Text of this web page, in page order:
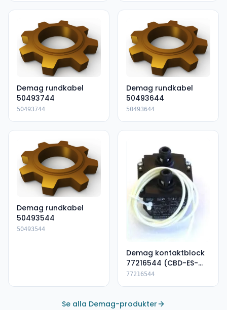
Demag rundkabel
50493744
50493744
Demag rundkabel
50493644
50493644
Demag rundkabel
50493544
50493544
Demag kontaktblock
77216544 (CBD-ES-
DSK)
77216544
Se alla Demag-produkter